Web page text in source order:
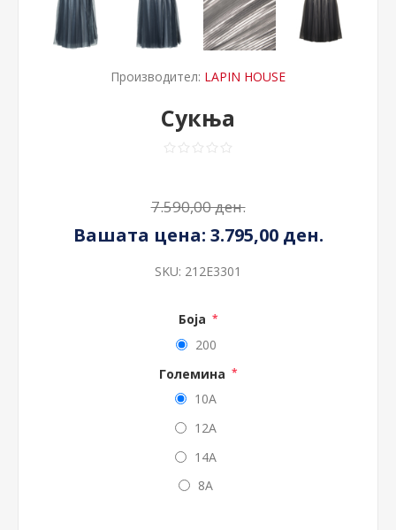
Производител: LAPIN HOUSE
Сукња
7.590,00 ден.
Вашата цена: 3.795,00 ден.
SKU: 212E3301
Боја *
200
Големина *
10A
12A
14A
8A